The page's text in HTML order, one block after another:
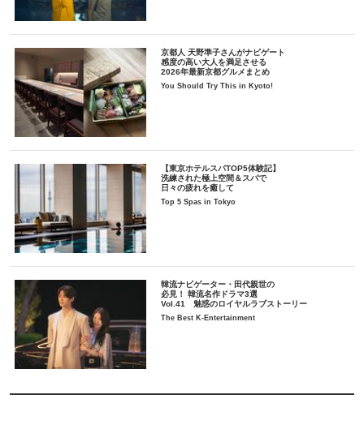
京都人 天野準子さんがナビゲート
感度の高い大人を満足させる
2026年最新京都グルメまとめ
You Should Try This in Kyoto!
【東京ホテルスパTOP5体験記】
洗練された極上空間＆スパで
日々の疲れを癒して
Top 5 Spas in Tokyo
韓流ナビゲーター・田代親世の
必見！ 韓流名作ドラマ3選
Vol.41 魅惑のロイヤルラブストーリー
The Best K-Entertainment